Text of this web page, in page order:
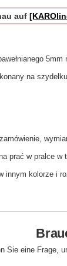
auf
5mm
na
prać w pralce w
innym kolorze i
Sie eine Frage,